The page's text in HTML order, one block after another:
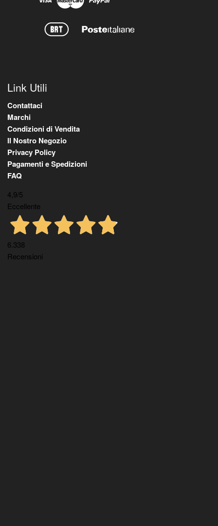
Link Utili
Contattaci
Marchi
Condizioni di Vendita
Il Nostro Negozio
Privacy Policy
Pagamenti e Spedizioni
FAQ
4,9/5
Eccellente
6.338
Recensioni